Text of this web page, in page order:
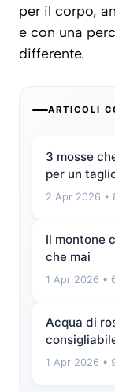
per il corpo,
e con una
differente.
ARTICOLI
3 mosse
per un
2 Apr 2026 •
Il montone
che mai
1 Apr 2026 •
Acqua di
1 Apr 2026 •